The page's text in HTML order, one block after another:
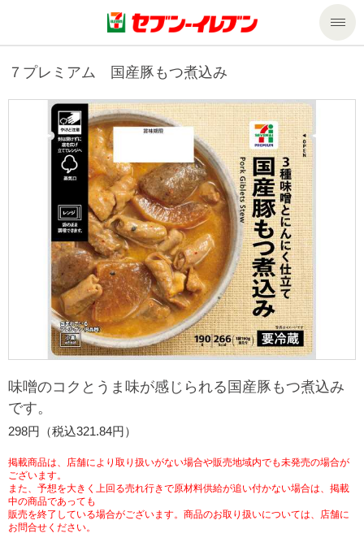
商品のご案内
商品のご案内トップ
今週の新商品
来週の新商品
商品カテゴリ一覧
セブンプレミアム
食の安全・安心への取組み
ギフト
プリペイドカード・金券
ニンテンドー・ダウンロードカード
セール・キャンペーン
サービス
サービストップ
nanacoトップ
マルチコピー機でできること
マルチコピー機でできることトップ
コピー
プリント
スキャン
ファクス
便利なサービス
宅配便
切手・はがき・印紙
セブン銀行ATM
ご利用可能なお支払い方法
チケットサービス
セブンチケット
チケットぴあ
イープラス
セブン‐イレブンでお受取り
タワーレコード
セブンネットショッピング
停電時のサービス停止のお知らせ
企業情報
企業情報トップ
ニュースリリース
ごあいさつ
企業理念
会社概要
貸借対照表・損益計算書
沿革
私たちの取組み
サステナビリティ
サステナビリティトップ
セブン＆アイ・ホールディングスの重点課題
サステナビリティ活動基本方針
サステナビリティ推進体制
GREEN CHALLENGE 2050
店舗検索
ネットショッピング
お問い合わせ
７プレミアム 国産豚もつ煮込み
味噌のコクとうま味が感じられる国産豚もつ煮込み
です。
298円（税込321.84円）
掲載商品は、店舗により取り扱いがない場合や販売地域内でも未発売の場合が
ございます。
また、予想を大きく上回る売れ行きで原材料供給が追い付かない場合は、掲載
中の商品であっても
販売を終了している場合がございます。商品のお取り扱いについては、店舗に
お問合せください。